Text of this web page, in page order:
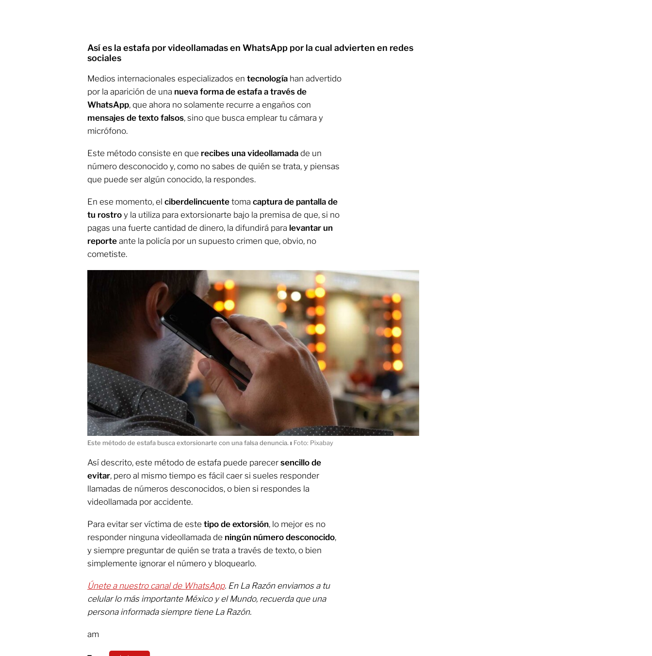
Así es la estafa por videollamadas en WhatsApp por la cual advierten en redes
sociales
Medios internacionales especializados en tecnología han advertido
por la aparición de una nueva forma de estafa a través de
WhatsApp, que ahora no solamente recurre a engaños con
mensajes de texto falsos, sino que busca emplear tu cámara y
micrófono.
Este método consiste en que recibes una videollamada de un
número desconocido y, como no sabes de quién se trata, y piensas
que puede ser algún conocido, la respondes.
En ese momento, el ciberdelincuente toma captura de pantalla de
tu rostro y la utiliza para extorsionarte bajo la premisa de que, si no
pagas una fuerte cantidad de dinero, la difundirá para levantar un
reporte ante la policía por un supuesto crimen que, obvio, no
cometiste.
Este método de estafa busca extorsionarte con una falsa denuncia. ı Foto: Pixabay
Así descrito, este método de estafa puede parecer sencillo de
evitar, pero al mismo tiempo es fácil caer si sueles responder
llamadas de números desconocidos, o bien si respondes la
videollamada por accidente.
Para evitar ser víctima de este tipo de extorsión, lo mejor es no
responder ninguna videollamada de ningún número desconocido,
y siempre preguntar de quién se trata a través de texto, o bien
simplemente ignorar el número y bloquearlo.
Únete a nuestro canal de WhatsApp. En La Razón enviamos a tu
celular lo más importante México y el Mundo, recuerda que una
persona informada siempre tiene La Razón.
am